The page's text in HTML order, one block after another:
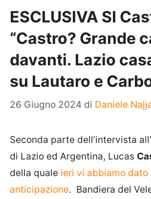
ESCLUSIVA SI
“Castro? Grande
davanti. Lazio
su Lautaro e
26 Giugno 2024 di Daniele
Seconda parte dell’intervista
di Lazio ed Argentina, Lucas
della quale ieri vi abbiamo dato
anticipazione. Bandiera del